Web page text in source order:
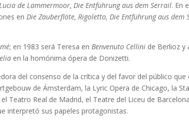
de Lammermoor, Die Entführung aus dem Serrail. En
en Die Zauberflöte, Rigoletto, Die Entführung aus dem
; en 1983 será Teresa en Benvenuto Cellini de Berlioz y
en la homónima ópera de Donizetti.
del consenso de la crítica y del favor del público
de Ámsterdam, la Lyric Opera de Chicago, la
Teatro Real de Madrid, el Teatre del Liceu de
interpretó sus papeles protagonistas.